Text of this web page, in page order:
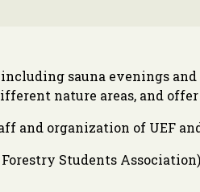
sauna evenings
nature areas, and
and organization of UEF
Students